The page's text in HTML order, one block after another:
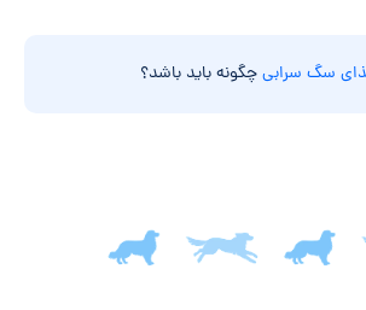
سگ سرابیچگونه باید باشد؟